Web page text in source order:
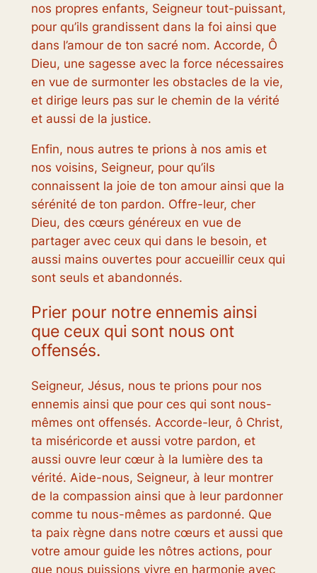
nos propres enfants, Seigneur tout-puissant,
pour qu’ils grandissent dans la foi ainsi que
dans l’amour de ton sacré nom. Accorde, Ô
Dieu, une sagesse avec la force nécessaires
en vue de surmonter les obstacles de la vie,
et dirige leurs pas sur le chemin de la vérité
et aussi de la justice.
Enfin, nous autres te prions à nos amis et
nos voisins, Seigneur, pour qu’ils
connaissent la joie de ton amour ainsi que la
sérénité de ton pardon. Offre-leur, cher
Dieu, des cœurs généreux en vue de
partager avec ceux qui dans le besoin, et
aussi mains ouvertes pour accueillir ceux qui
sont seuls et abandonnés.
Prier pour notre ennemis ainsi
que ceux qui sont nous ont
offensés.
Seigneur, Jésus, nous te prions pour nos
ennemis ainsi que pour ces qui sont nous-
mêmes ont offensés. Accorde-leur, ô Christ,
ta miséricorde et aussi votre pardon, et
aussi ouvre leur cœur à la lumière des ta
vérité. Aide-nous, Seigneur, à leur montrer
de la compassion ainsi que à leur pardonner
comme tu nous-mêmes as pardonné. Que
ta paix règne dans notre cœurs et aussi que
votre amour guide les nôtres actions, pour
que nous puissions vivre en harmonie avec